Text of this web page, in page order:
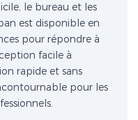
le bureau et les
est disponible en
pour répondre à
facile à
rapide et sans
pour les